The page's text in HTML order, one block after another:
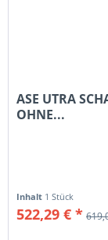
ASE UTRA
OHNE...
Inhalt 1 Stück
522,29 € *